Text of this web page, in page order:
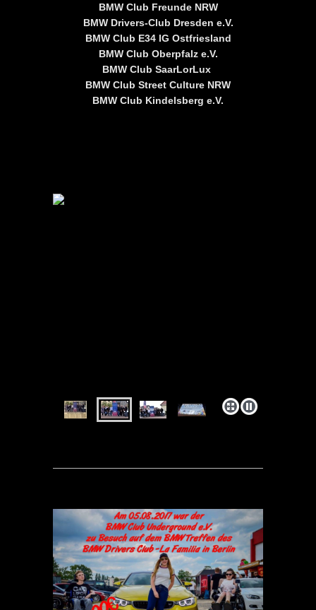
BMW Club Freunde NRW
BMW Drivers-Club Dresden e.V.
BMW Club E34 IG Ostfriesland
BMW Club Oberpfalz e.V.
BMW Club SaarLorLux
BMW Club Street Culture NRW
BMW Club Kindelsberg e.V.